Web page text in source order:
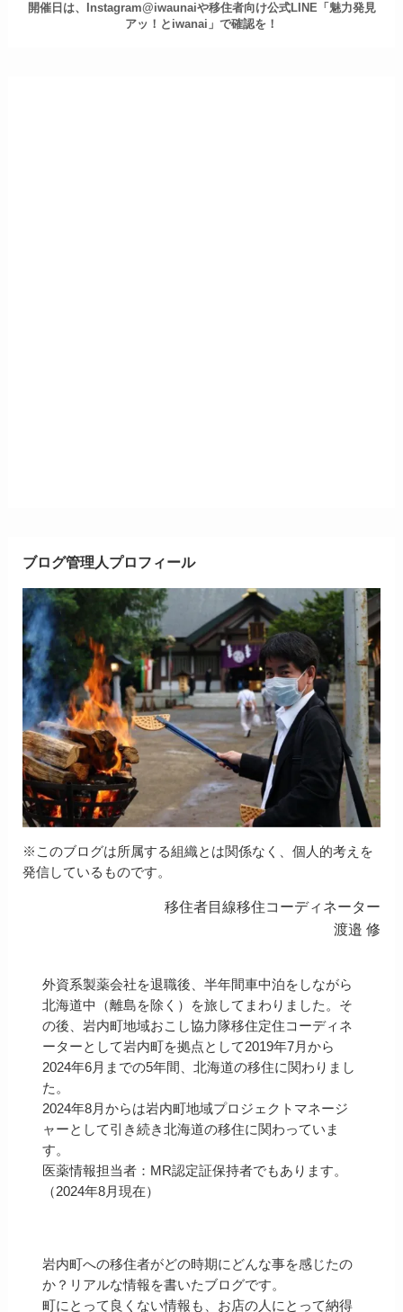
開催日は、Instagram@iwaunaiや移住者向け公式LINE「魅力発見
アッ！とiwanai」で確認を！
ブログ管理人プロフィール
※このブログは所属する組織とは関係なく、個人的考えを
発信しているものです。
移住者目線移住コーディネーター
渡邉 修
外資系製薬会社を退職後、半年間車中泊をしながら
北海道中（離島を除く）を旅してまわりました。そ
の後、岩内町地域おこし協力隊移住定住コーディネ
ーターとして岩内町を拠点として2019年7月から
2024年6月までの5年間、北海道の移住に関わりまし
た。
2024年8月からは岩内町地域プロジェクトマネージ
ャーとして引き続き北海道の移住に関わっていま
す。
医薬情報担当者：MR認定証保持者でもあります。
（2024年8月現在）
岩内町への移住者がどの時期にどんな事を感じたの
か？リアルな情報を書いたブログです。
町にとって良くない情報も、お店の人にとって納得